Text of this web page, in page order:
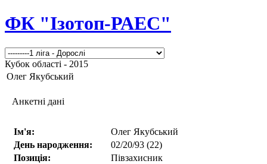
ФК "Ізотоп-РАЕС"
Кубок області - 2015
Олег Якубський
Анкетні дані
Ім'я:
Олег Якубський
День народження:
02/20/93 (22)
Позиція:
Півзахисник